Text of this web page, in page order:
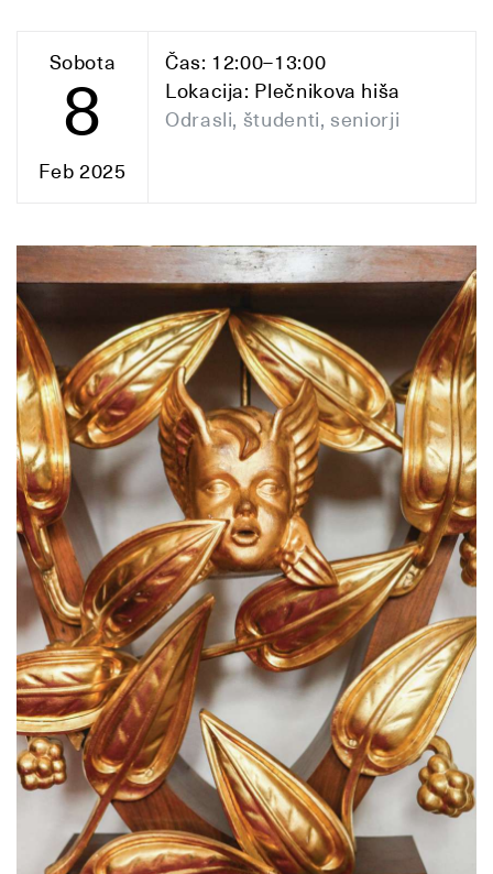
Sobota
8
Feb 2025
Čas: 12:00–13:00
Lokacija: Plečnikova hiša
Odrasli, študenti, seniorji